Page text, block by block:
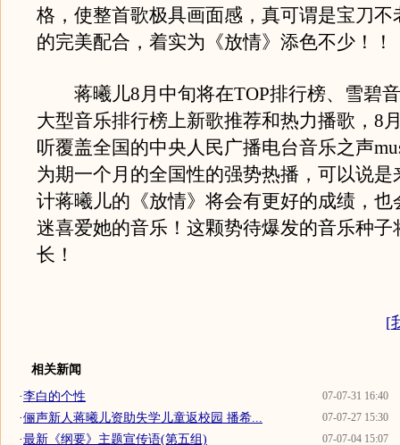
格，使整首歌极具画面感，真可谓是宝刀不
的完美配合，着实为《放情》添色不少！！
蒋曦儿8月中旬将在TOP排行榜、雪碧
大型音乐排行榜上新歌推荐和热力播歌，8
听覆盖全国的中央人民广播电台音乐之声
为期一个月的全国性的强势热播，可以说是
计蒋曦儿的《放情》将会有更好的成绩，也
迷喜爱她的音乐！这颗势待爆发的音乐种子
长！
[
相关新闻
07-07-31 16:40
·李白的个性
07-07-27 15:30
·俪声新人蒋曦儿资助失学儿童返校园 播希...
07-07-04 15:07
·最新《纲要》主题宣传语(第五组)